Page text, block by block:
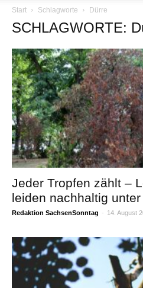
Start Schlagworte Dürre
SCHLAGWORTE:
Jeder Tropfen zählt –
leiden nachhaltig
Redaktion SachsenSonntag - 14. August